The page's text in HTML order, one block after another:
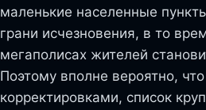
маленькие населенные
грани исчезновения, в то
мегаполисах жителей
Поэтому вполне вероятно,
корректировками, список